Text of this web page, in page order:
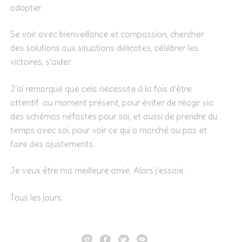
adopter.
Se voir avec bienveillance et compassion, chercher
des solutions aux situations délicates, célébrer les
victoires, s’aider.
J’ai remarqué que cela nécessite à la fois d’être
attentif au moment présent, pour éviter de réagir via
des schémas néfastes pour soi, et aussi de prendre du
temps avec soi, pour voir ce qui a marché ou pas et
faire des ajustements.
Je veux être ma meilleure amie. Alors j’essaie.
Tous les jours.